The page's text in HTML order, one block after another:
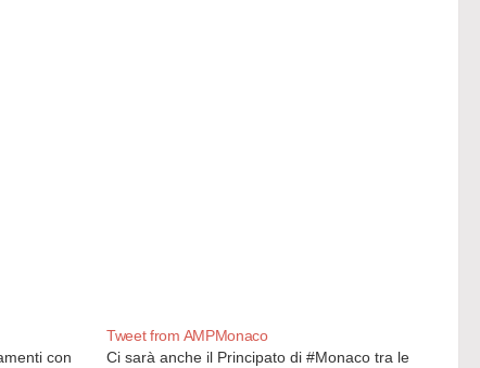
con
Tweet from AMPMonaco
Ci sarà anche il Principato di #Monaco tra le